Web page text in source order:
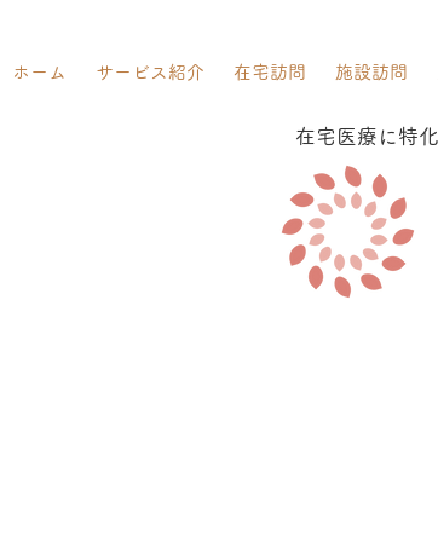
ホーム サービス紹介 在宅訪問 施設訪問
在宅医療に特